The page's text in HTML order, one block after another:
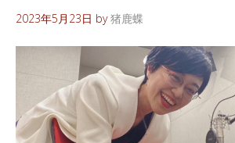
2023年5月23日 by猪鹿蝶